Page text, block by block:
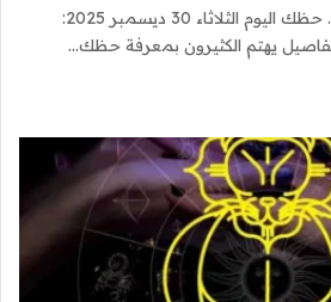
ننقل لكم خبر ..برج الجوزاء.. حظك اليوم الثلاثاء 30 ديسمبر 2025:
يهتم الكثيرون بمعرفة حظك…